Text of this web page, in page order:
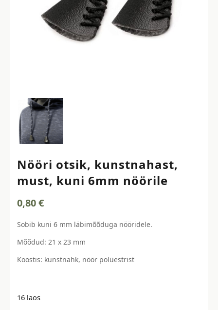
Nööri otsik, kunstnahast,
must, kuni 6mm nöörile
0,80€
Sobib kuni 6 mm läbimõõduga nööridele.
Mõõdud: 21 x 23 mm
Koostis: kunstnahk, nöör polüestrist
16 laos